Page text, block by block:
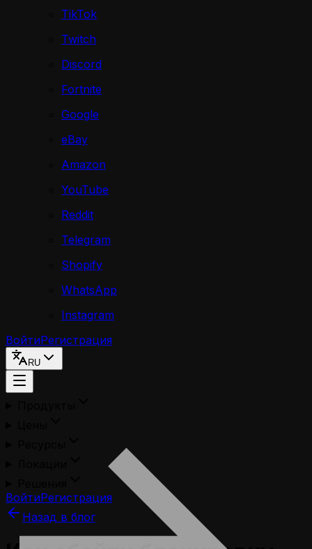
TikTok
Twitch
Discord
Fortnite
Google
eBay
Amazon
YouTube
Reddit
Telegram
Shopify
WhatsApp
Instagram
ВойтиРегистрация
RU
ВойтиРегистрация
Назад в блог